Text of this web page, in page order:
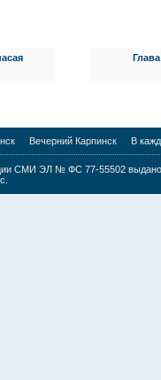
Вечерний Карпинск В
СМИ ЭЛ № ФС 77-55502